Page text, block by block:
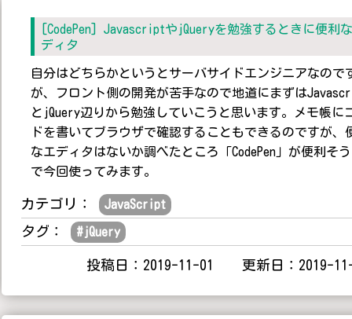
[CodePen] JavascriptやjQueryを勉強するときに便利
ディタ
自分はどちらかというとサーバサイドエンジニアなので
が、フロント側の開発が苦手なので地道にまずは
とjQuery辺りから勉強していこうと思います。メモ帳に
ドを書いてブラウザで確認することもできるのですが、
なエディタはないか調べたところ「CodePen」が便利そ
で今回使ってみます。
カテゴリ： JavaScript
タグ： #jQuery
投稿日：2019-11-01 更新日：2019-